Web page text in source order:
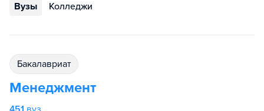
Вузы Колледжи
бакалавриат
Менеджмент